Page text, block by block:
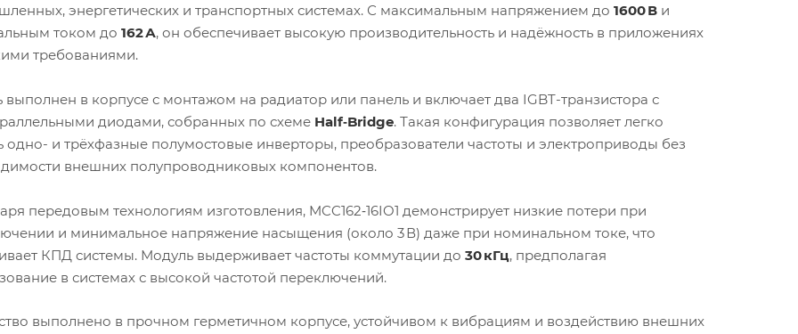
энергетических и транспортных системах. С максимальным напряжением до 1600 В и
током до 162 А, он обеспечивает высокую производительность и надёжность в приложениях
требованиями.
в корпусе с монтажом на радиатор или панель и включает два IGBT-транзистора с
диодами, собранных по схеме Half‑Bridge. Такая конфигурация позволяет легко
одно- и трёхфазные полумостовые инверторы, преобразователи частоты и электроприводы без
внешних полупроводниковых компонентов.
передовым технологиям изготовления, MCC162‑16IO1 демонстрирует низкие потери при
и минимальное напряжение насыщения (около 3 В) даже при номинальном токе, что
КПД системы. Модуль выдерживает частоты коммутации до 30 кГц, предполагая
в системах с высокой частотой переключений.
выполнено в прочном герметичном корпусе, устойчивом к вибрациям и воздействию внешних